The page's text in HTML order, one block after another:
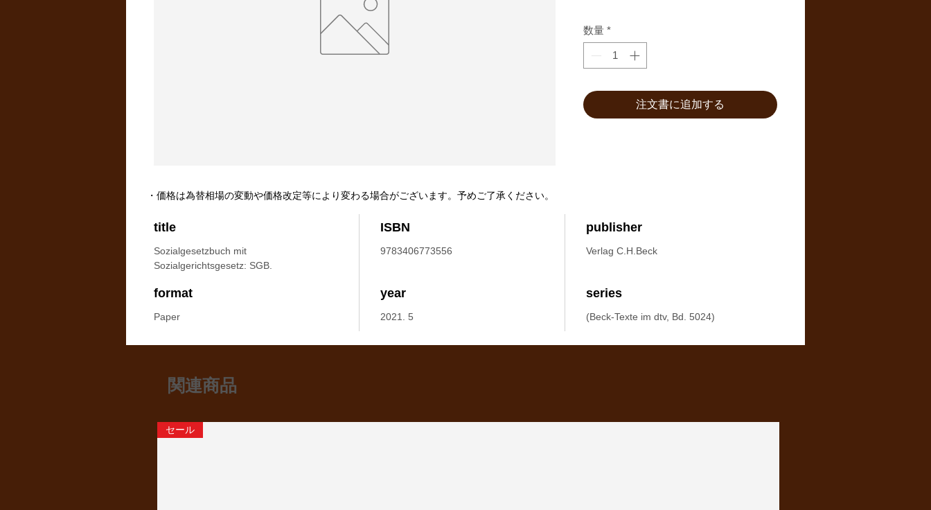
数量 *
注文書に追加する
title
Sozialgesetzbuch mit
Sozialgerichtsgesetz: SGB.
ISBN
9783406773556
publisher
Verlag C.H.Beck
format
Paper
year
2021. 5
series
(Beck-Texte im dtv, Bd. 5024)
・価格は為替相場の変動や価格改定等により変わる場合がございます。予めご了承ください。
関連商品
セール